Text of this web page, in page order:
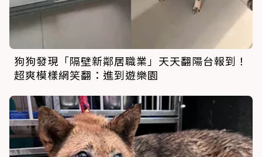
狗狗發現「隔壁新鄰居職業」天天翻陽台報到！
超爽模樣網笑翻：進到遊樂園